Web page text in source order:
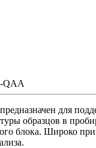
QAA
для
образцов в
блока. Широко